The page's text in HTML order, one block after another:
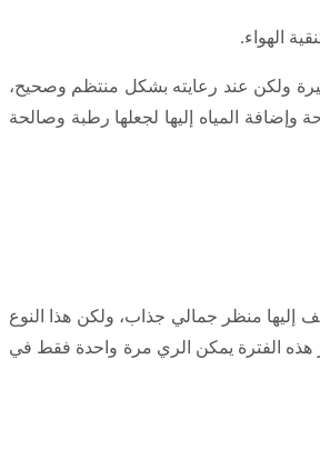
الهواء.
ولكن عند رعايته بشكل منتظم وصحيح،
وإضافة المياه إليها لجعلها رطبة وصالحة
إليها منظر جمالي جذاب، ولكن هذا النوع
بشكل يومي كل ساعتين ولمدة 14 يوم في الفترات الأولي، وبعد مرور هذه الفترة يمكن الري مرة واحدة فقط في